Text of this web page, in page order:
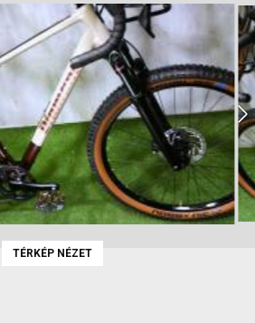
TÉRKÉP NÉZET